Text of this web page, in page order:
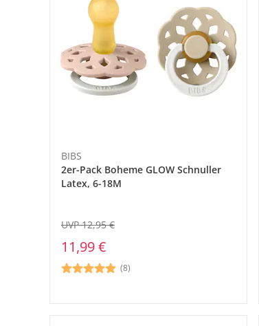
BIBS
2er-Pack Boheme GLOW Schnuller
Latex, 6-18M
11,99 €
UVP 12,95 €
(8)